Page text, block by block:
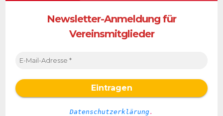
Newsletter-Anmeldung für
Vereinsmitglieder
Datenschutzerklärung.